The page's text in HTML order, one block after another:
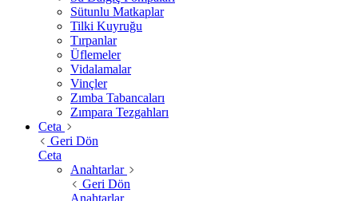
Sütunlu Matkaplar
Tilki Kuyruğu
Tırpanlar
Üflemeler
Vidalamalar
Vinçler
Zımba Tabancaları
Zımpara Tezgahları
Ceta
Geri Dön
Ceta
Anahtarlar
Geri Dön
Anahtarlar